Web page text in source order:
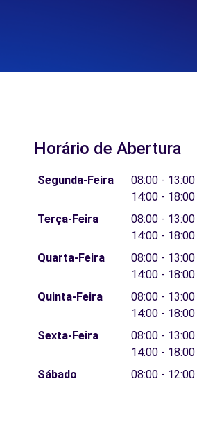
Horário de Abertura
Segunda-Feira
08:00 - 13:00
14:00 - 18:00
Terça-Feira
08:00 - 13:00
14:00 - 18:00
Quarta-Feira
08:00 - 13:00
14:00 - 18:00
Quinta-Feira
08:00 - 13:00
14:00 - 18:00
Sexta-Feira
08:00 - 13:00
14:00 - 18:00
Sábado
08:00 - 12:00